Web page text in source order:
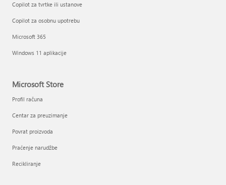
Copilot za tvrtke ili ustanove
Copilot za osobnu upotrebu
Microsoft 365
Windows 11 aplikacije
Microsoft Store
Profil računa
Centar za preuzimanje
Povrat proizvoda
Praćenje narudžbe
Recikliranje